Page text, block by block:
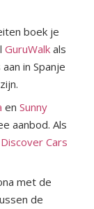
boek je
GuruWalk als
in Spanje
zijn.
en Sunny
aanbod. Als
Discover Cars
met de
de